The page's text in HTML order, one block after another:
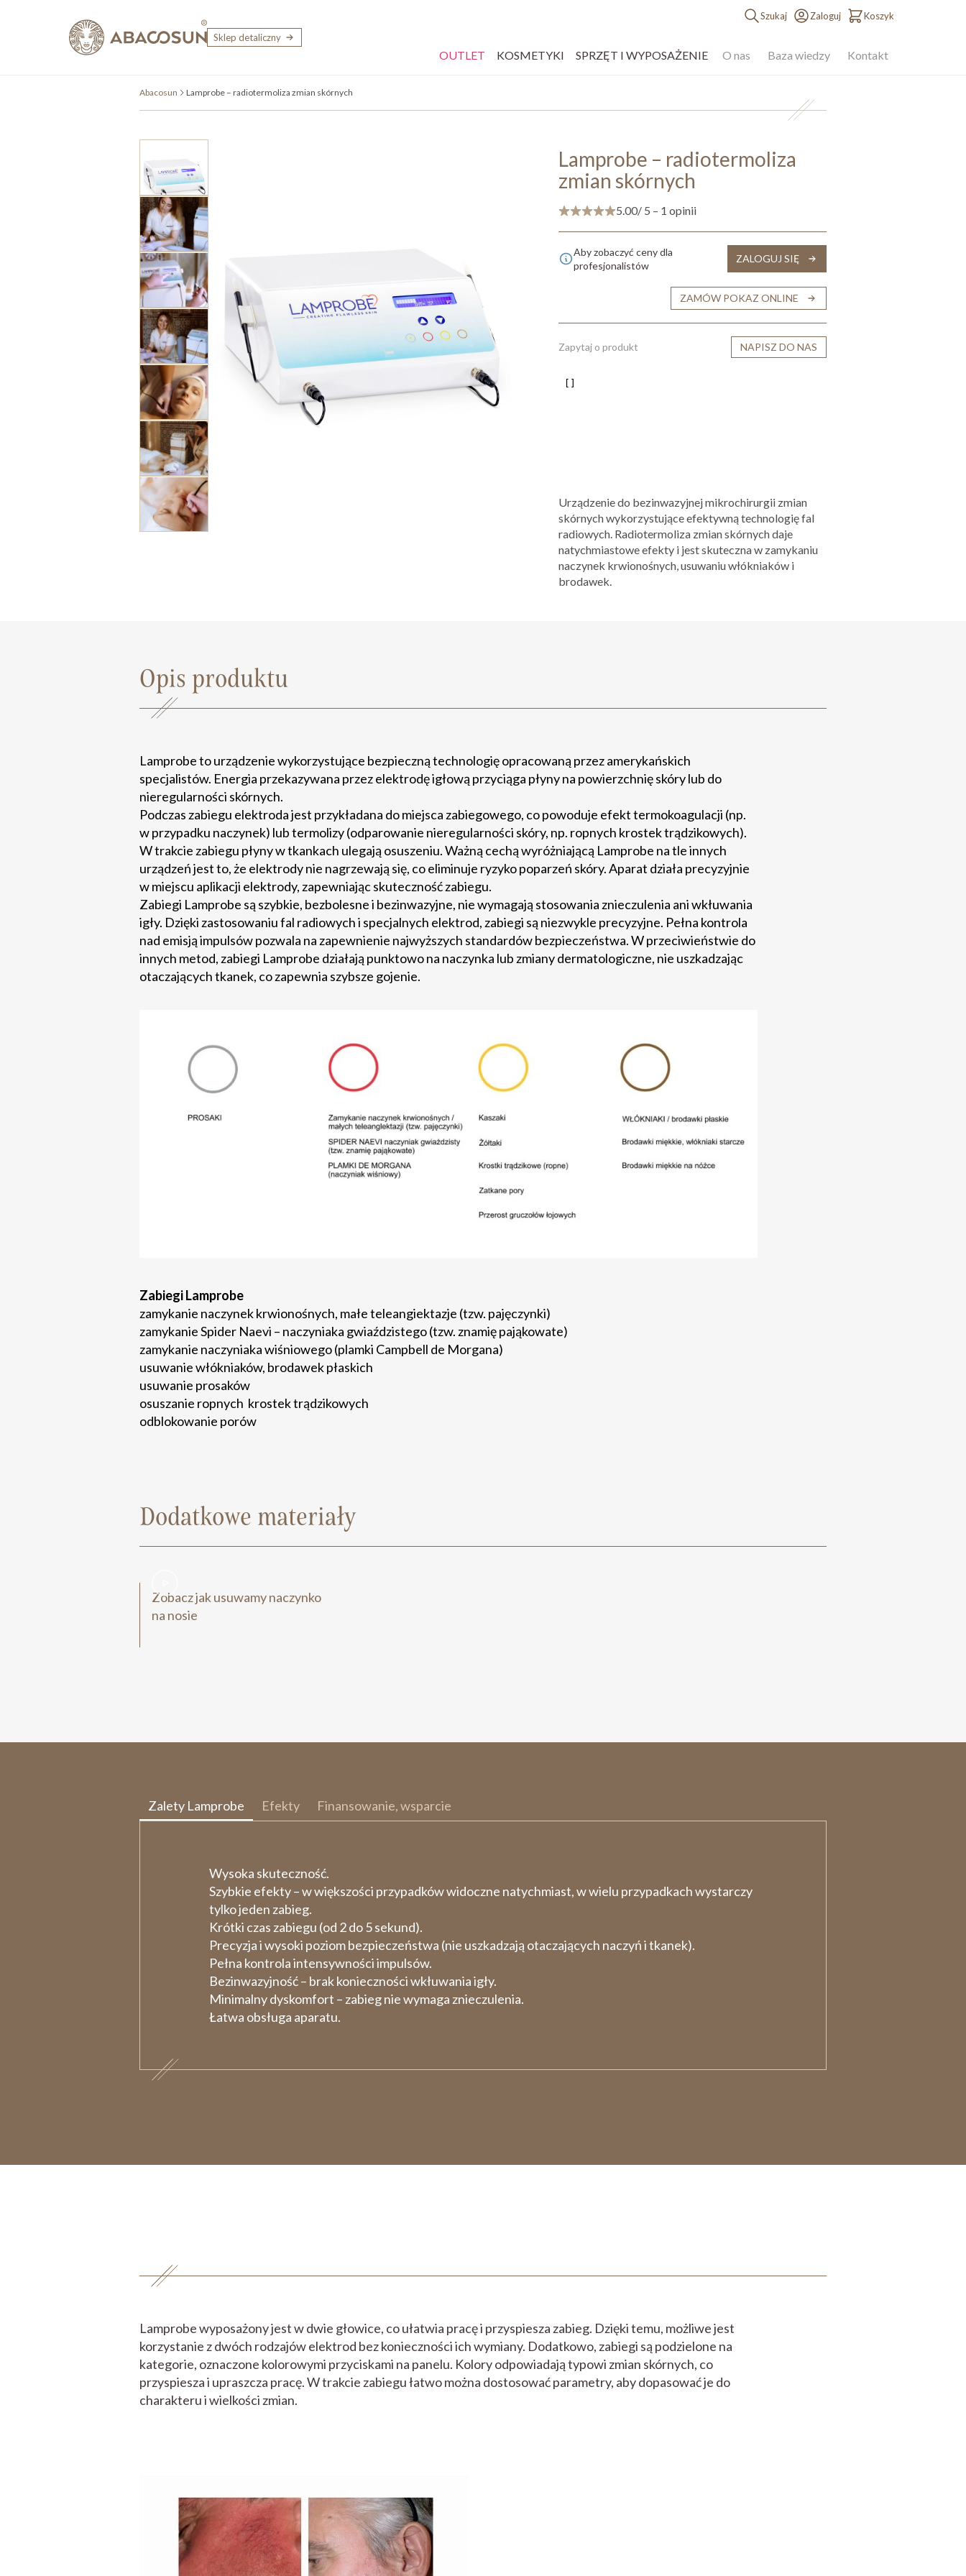
Sklep detaliczny
Szukaj Zaloguj Koszyk
OUTLET KOSMETYKI SPRZĘT I WYPOSAŻENIE O nas Baza wiedzy Kontakt
Abacosun Lamprobe – radiotermoliza zmian skórnych
Lamprobe – radiotermoliza
zmian skórnych
5.00/ 5 – 1 opinii
Aby zobaczyć ceny dla
profesjonalistów
ZALOGUJ SIĘ
ZAMÓW POKAZ ONLINE
Zapytaj o produkt NAPISZ DO NAS
Urządzenie do bezinwazyjnej mikrochirurgii zmian
skórnych wykorzystujące efektywną technologię fal
radiowych. Radiotermoliza zmian skórnych daje
natychmiastowe efekty i jest skuteczna w zamykaniu
naczynek krwionośnych, usuwaniu włókniaków i
brodawek.
Opis produktu
Lamprobe to urządzenie wykorzystujące bezpieczną technologię opracowaną przez amerykańskich
specjalistów. Energia przekazywana przez elektrodę igłową przyciąga płyny na powierzchnię skóry lub do
nieregularności skórnych.
Podczas zabiegu elektroda jest przykładana do miejsca zabiegowego, co powoduje efekt termokoagulacji (np.
w przypadku naczynek) lub termolizy (odparowanie nieregularności skóry, np. ropnych krostek trądzikowych).
W trakcie zabiegu płyny w tkankach ulegają osuszeniu. Ważną cechą wyróżniającą Lamprobe na tle innych
urządzeń jest to, że elektrody nie nagrzewają się, co eliminuje ryzyko poparzeń skóry. Aparat działa precyzyjnie
w miejscu aplikacji elektrody, zapewniając skuteczność zabiegu.
Zabiegi Lamprobe są szybkie, bezbolesne i bezinwazyjne, nie wymagają stosowania znieczulenia ani wkłuwania
igły. Dzięki zastosowaniu fal radiowych i specjalnych elektrod, zabiegi są niezwykle precyzyjne. Pełna kontrola
nad emisją impulsów pozwala na zapewnienie najwyższych standardów bezpieczeństwa. W przeciwieństwie do
innych metod, zabiegi Lamprobe działają punktowo na naczynka lub zmiany dermatologiczne, nie uszkadzając
otaczających tkanek, co zapewnia szybsze gojenie.
Zabiegi Lamprobe
zamykanie naczynek krwionośnych, małe teleangiektazje (tzw. pajęczynki)
zamykanie Spider Naevi – naczyniaka gwiaździstego (tzw. znamię pająkowate)
zamykanie naczyniaka wiśniowego (plamki Campbell de Morgana)
usuwanie włókniaków, brodawek płaskich
usuwanie prosaków
osuszanie ropnych krostek trądzikowych
odblokowanie porów
Dodatkowe materiały
Zobacz jak usuwamy naczynko
na nosie
Zalety Lamprobe Efekty Finansowanie, wsparcie
Wysoka skuteczność.
Szybkie efekty – w większości przypadków widoczne natychmiast, w wielu przypadkach wystarczy
tylko jeden zabieg.
Krótki czas zabiegu (od 2 do 5 sekund).
Precyzja i wysoki poziom bezpieczeństwa (nie uszkadzają otaczających naczyń i tkanek).
Pełna kontrola intensywności impulsów.
Bezinwazyjność – brak konieczności wkłuwania igły.
Minimalny dyskomfort – zabieg nie wymaga znieczulenia.
Łatwa obsługa aparatu.
Lamprobe wyposażony jest w dwie głowice, co ułatwia pracę i przyspiesza zabieg. Dzięki temu, możliwe jest
korzystanie z dwóch rodzajów elektrod bez konieczności ich wymiany. Dodatkowo, zabiegi są podzielone na
kategorie, oznaczone kolorowymi przyciskami na panelu. Kolory odpowiadają typowi zmian skórnych, co
przyspiesza i upraszcza pracę. W trakcie zabiegu łatwo można dostosować parametry, aby dopasować je do
charakteru i wielkości zmian.